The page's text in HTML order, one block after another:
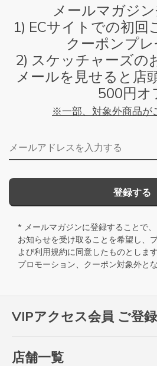
VIPアクセス会員 ご登録
店舗一覧
メールマガジ
1) ECサイトでの初回
クーポンプレ
2) スケッチャーズの
メールを見せると店
500円オ
※一部、対象外商品が
メールアドレス
登録する
* メールマガジンに登録することで
お知らせを受け取ることを希望し、
よび利用規約に同意したものとしま
プロモーション、クーポン対象外と